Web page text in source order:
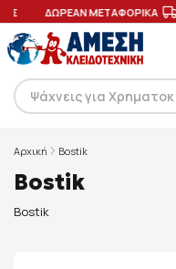
ΔΩΡΕΑΝ ΜΕΤΑΦΟΡΙΚΑ
Αρχική Bostik
Bostik
Bostik